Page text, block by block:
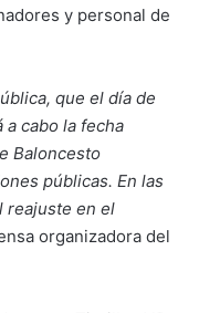
y personal de
que el día de
a cabo la fecha
Baloncesto
públicas. En las
reajuste en el
organizadora del